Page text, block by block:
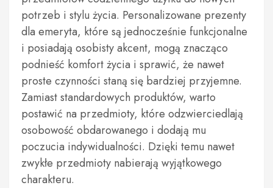
potrzeb i stylu życia. Personalizowane prezenty
dla emeryta, które są jednocześnie funkcjonalne
i posiadają osobisty akcent, mogą znacząco
podnieść komfort życia i sprawić, że nawet
proste czynności staną się bardziej przyjemne.
Zamiast standardowych produktów, warto
postawić na przedmioty, które odzwierciedlają
osobowość obdarowanego i dodają mu
poczucia indywidualności. Dzięki temu nawet
zwykłe przedmioty nabierają wyjątkowego
charakteru.